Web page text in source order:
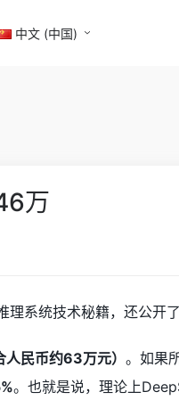
中文 (中国)
万
系统技术秘籍，还公开了
民币约63万元） 。如果
。也就是说，理论上